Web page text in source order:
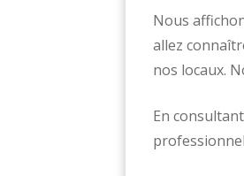
Nous
allez
nos locaux.
En